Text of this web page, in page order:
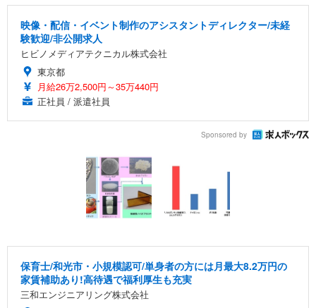
映像・配信・イベント制作のアシスタントディレクター/未経
験歓迎/非公開求人
ヒビノメディアテクニカル株式会社
東京都
月給26万2,500円～35万440円
正社員 / 派遣社員
Sponsored by
保育士/和光市・小規模認可/単身者の方には月最大8.2万円の
家賃補助あり!高待遇で福利厚生も充実
三和エンジニアリング株式会社